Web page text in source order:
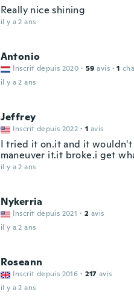
Really nice shining
il y a 2 ans
Antonio
Inscrit depuis 2020 · 59 avis · 1
il y a 2 ans
Jeffrey
Inscrit depuis 2022 · 1 avis
I tried it on.it and it wouldn't
maneuver it.it broke.i get
il y a 2 ans
Nykerria
Inscrit depuis 2021 · 2 avis
il y a 2 ans
Roseann
Inscrit depuis 2016 · 217 avis
il y a 2 ans